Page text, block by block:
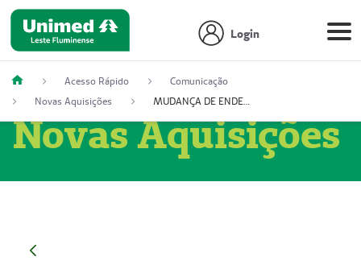
Login
Acesso Rápido
Comunicação
Novas Aquisições
MUDANÇA DE ENDEREÇO - DIAGITAB SERVIÇOS MÉDICOS LTDA (54003267-5)
Novas Aquisições